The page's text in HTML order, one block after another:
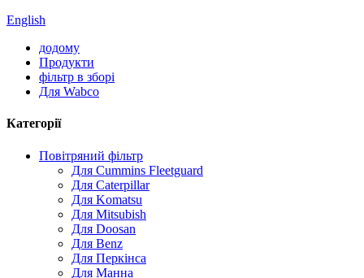
English
додому
Продукти
фільтр в зборі
Для Wabco
Категорії
Повітряний фільтр
Для Cummins Fleetguard
Для Caterpillar
Для Komatsu
Для Mitsubish
Для Doosan
Для Benz
Для Перкінса
Для Манна